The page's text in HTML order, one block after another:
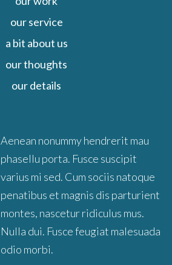
our service
a bit about us
our thoughts
our details
Aenean nonummy hendrerit mau
phasellu porta. Fusce suscipit
varius mi sed. Cum sociis natoque
penatibus et magnis dis parturient
montes, nascetur ridiculus mus.
Nulla dui. Fusce feugiat malesuada
odio morbi.